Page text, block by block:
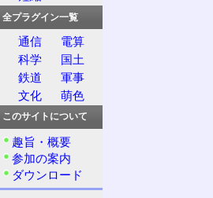
全プラグイン一覧
通信
電算
科学
国土
鉄道
軍事
文化
萌色
このサイトについて
趣旨・概要
参加の案内
ダウンロード